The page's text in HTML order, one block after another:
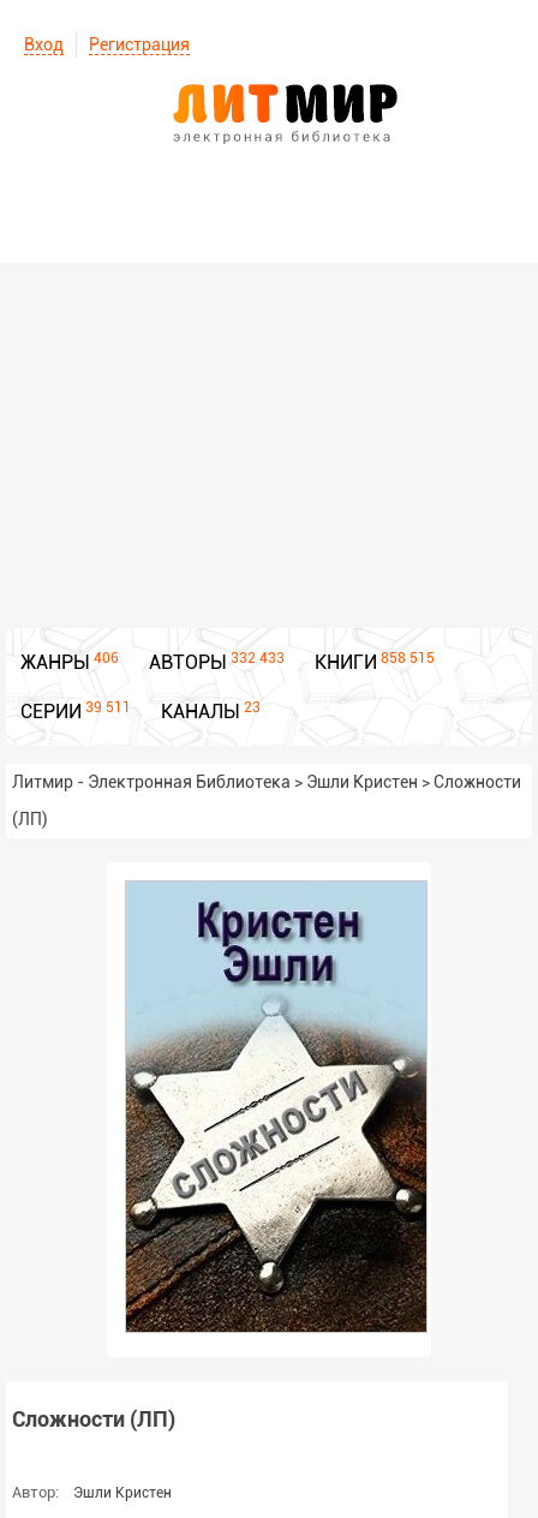
Вход Регистрация
ЖАНРЫ 406 АВТОРЫ 332 433 КНИГИ 858 515
СЕРИИ 39 511 КАНАЛЫ 23
Литмир - Электронная Библиотека > Эшли Кристен >Сложности
(ЛП)
Сложности (ЛП)
Автор: Эшли Кристен